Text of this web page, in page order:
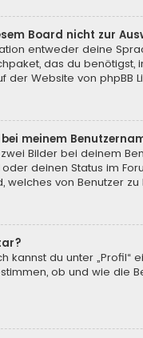
Board nicht zur
entweder deine
das du benötigst,
der Website von phpBB
meinem
Bilder bei deinem
deinen Status im
welches von Benutzer
kannst du unter
ob und wie die